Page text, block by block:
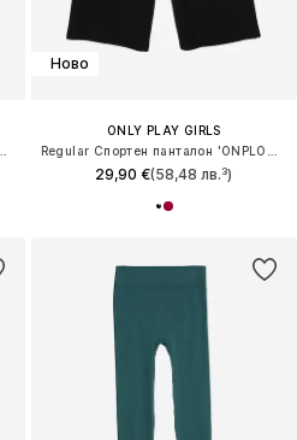
Ново
ONLY PLAY GIRLS
29,90 €(58,48 лв.³)